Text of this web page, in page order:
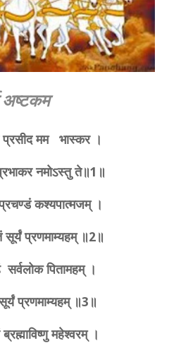
अष्टकम
मम भास्कर ।
नमोऽस्तु ते॥1॥
कश्यपात्मजम् ।
सूर्यं प्रणमाम्यहम् ॥2॥
पितामहम् ।
प्रणमाम्यहम् ॥3॥
महेश्वरम् ।